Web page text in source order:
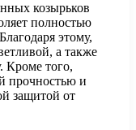
козырьков
полностью
этому,
а также
Кроме того,
прочностью и
защитой от